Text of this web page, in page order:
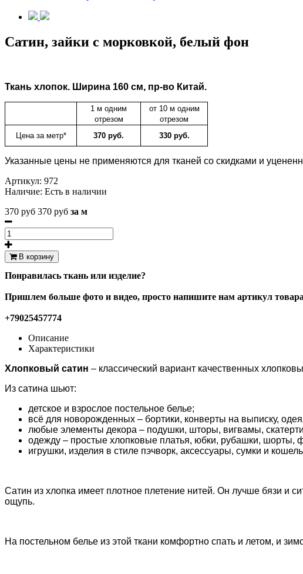
Сатин, зайки с морковкой, белый фон
Ткань хлопок. Ширина 160 см, пр-во Китай.
1 м одним
отрезом
от 10 м одним
отрезом
Цена за метр*
370 руб. 330 руб.
Указанные цены не применяются для тканей со скидками и
Артикул: 972
Наличие: Есть в наличии
370 руб 370 руб за м
В корзину
Понравилась ткань или изделие?
Пришлем больше фото и видео, просто напишите нам артикул
+79025457774
Описание
Характеристики
Хлопковый сатин – классический вариант качественных
Из сатина шьют:
детское и взрослое постельное белье;
всё для новорожденных – бортики, конверты на выписку,
любые элементы декора – подушки, шторы, вигвамы,
одежду – простые хлопковые платья, юбки, рубашки, шорты,
игрушки, изделия в стиле пэчворк, аксессуары, сумки и
Сатин из хлопка имеет плотное плетение нитей. Он лучше бязи и
ощупь.
На постельном белье из этой ткани комфортно спать и летом, и